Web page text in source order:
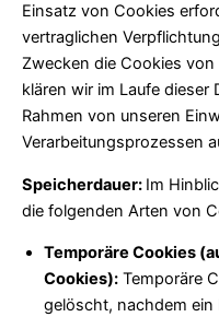
Einsatz von Cookies
vertraglichen
Zwecken die Cookies
klären wir im Laufe dieser
Rahmen von unseren
Verarbeitungsprozessen
Speicherdauer: Im
die folgenden Arten von
Temporäre Cookies
Cookies): Temporäre
gelöscht, nachdem